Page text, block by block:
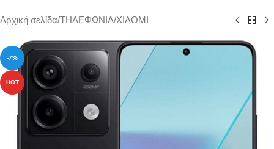
Αρχική σελίδα/ΤΗΛΕΦΩΝΙΑ/XIAOMI
-7%
HOT